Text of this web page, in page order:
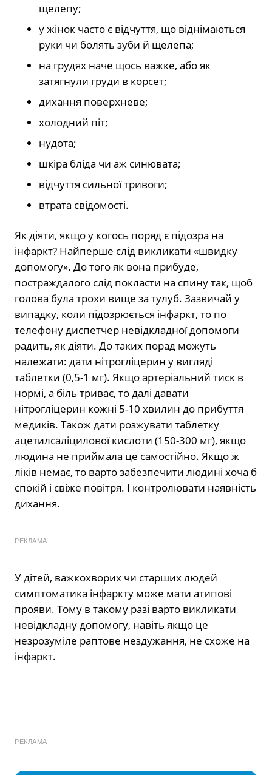
щелепу;
у жінок часто є відчуття, що віднімаються
руки чи болять зуби й щелепа;
на грудях наче щось важке, або як
затягнули груди в корсет;
дихання поверхневе;
холодний піт;
нудота;
шкіра бліда чи аж синювата;
відчуття сильної тривоги;
втрата свідомості.
Як діяти, якщо у когось поряд є підозра на
інфаркт? Найперше слід викликати «швидку
допомогу». До того як вона прибуде,
постраждалого слід покласти на спину так, щоб
голова була трохи вище за тулуб. Зазвичай у
випадку, коли підозрюється інфаркт, то по
телефону диспетчер невідкладної допомоги
радить, як діяти. До таких порад можуть
належати: дати нітрогліцерин у вигляді
таблетки (0,5-1 мг). Якщо артеріальний тиск в
нормі, а біль триває, то далі давати
нітрогліцерин кожні 5-10 хвилин до прибуття
медиків. Також дати розжувати таблетку
ацетилсаліцилової кислоти (150-300 мг), якщо
людина не приймала це самостійно. Якщо ж
ліків немає, то варто забезпечити людині хоча б
спокій і свіже повітря. І контролювати наявність
дихання.
РЕКЛАМА
У дітей, важкохворих чи старших людей
симптоматика інфаркту може мати атипові
прояви. Тому в такому разі варто викликати
невідкладну допомогу, навіть якщо це
незрозуміле раптове нездужання, не схоже на
інфаркт.
РЕКЛАМА